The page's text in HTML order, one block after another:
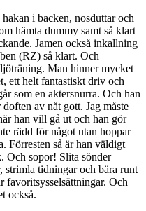
i backen, nosduttar och
hämta dummy samt så klart
Jamen också inkallning
(RZ) så klart. Och
Man hinner mycket
ett helt fantastiskt driv och
som en aktersnurra. Och han
av nåt gott. Jag måste
han vill gå ut och han gör
rädd för något utan hoppar
Förresten så är han väldigt
Och sopor! Slita sönder
strimla tidningar och bära runt
favoritsysselsättningar. Och
också.